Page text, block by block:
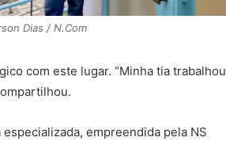
Dias / N.Com
com este lugar. “Minha tia trabalhou
especializada, empreendida pela NS